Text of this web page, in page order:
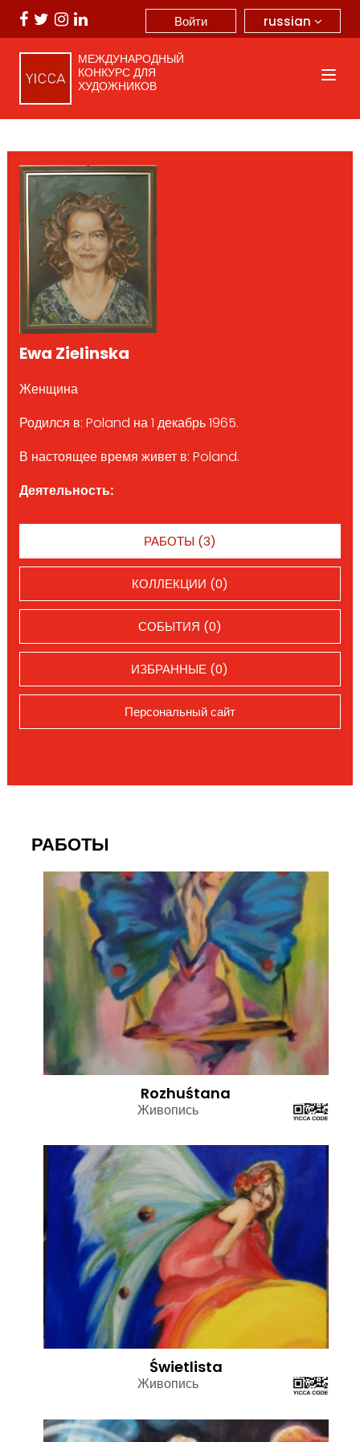
russian
Войти
МЕЖДУНАРОДНЫЙ
КОНКУРС ДЛЯ
ХУДОЖНИКОВ
Ewa Zielinska
Женщина
Родился в: Poland на 1 декабрь 1965.
В настоящее время живет в: Poland.
Деятельность:
РАБОТЫ (3)
КОЛЛЕКЦИИ (0)
СОБЫТИЯ (0)
ИЗБРАННЫЕ (0)
Персональный сайт
РАБОТЫ
Rozhuśtana
Живопись
Świetlista
Живопись